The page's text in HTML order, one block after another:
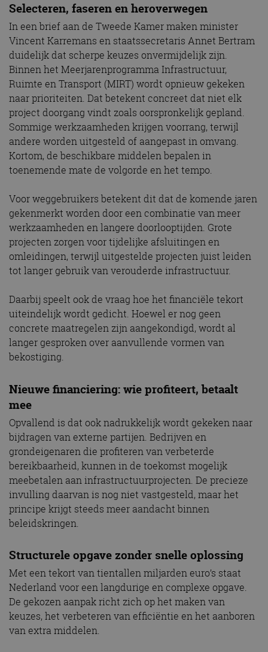
Selecteren, faseren en heroverwegen
In een brief aan de Tweede Kamer maken minister
Vincent Karremans en staatssecretaris Annet Bertram
duidelijk dat scherpe keuzes onvermijdelijk zijn.
Binnen het Meerjarenprogramma Infrastructuur,
Ruimte en Transport (MIRT) wordt opnieuw gekeken
naar prioriteiten. Dat betekent concreet dat niet elk
project doorgang vindt zoals oorspronkelijk gepland.
Sommige werkzaamheden krijgen voorrang, terwijl
andere worden uitgesteld of aangepast in omvang.
Kortom, de beschikbare middelen bepalen in
toenemende mate de volgorde en het tempo.
Voor weggebruikers betekent dit dat de komende jaren
gekenmerkt worden door een combinatie van meer
werkzaamheden en langere doorlooptijden. Grote
projecten zorgen voor tijdelijke afsluitingen en
omleidingen, terwijl uitgestelde projecten juist leiden
tot langer gebruik van verouderde infrastructuur.
Daarbij speelt ook de vraag hoe het financiële tekort
uiteindelijk wordt gedicht. Hoewel er nog geen
concrete maatregelen zijn aangekondigd, wordt al
langer gesproken over aanvullende vormen van
bekostiging.
Nieuwe financiering: wie profiteert, betaalt
mee
Opvallend is dat ook nadrukkelijk wordt gekeken naar
bijdragen van externe partijen. Bedrijven en
grondeigenaren die profiteren van verbeterde
bereikbaarheid, kunnen in de toekomst mogelijk
meebetalen aan infrastructuurprojecten. De precieze
invulling daarvan is nog niet vastgesteld, maar het
principe krijgt steeds meer aandacht binnen
beleidskringen.
Structurele opgave zonder snelle oplossing
Met een tekort van tientallen miljarden euro’s staat
Nederland voor een langdurige en complexe opgave.
De gekozen aanpak richt zich op het maken van
keuzes, het verbeteren van efficiëntie en het aanboren
van extra middelen.